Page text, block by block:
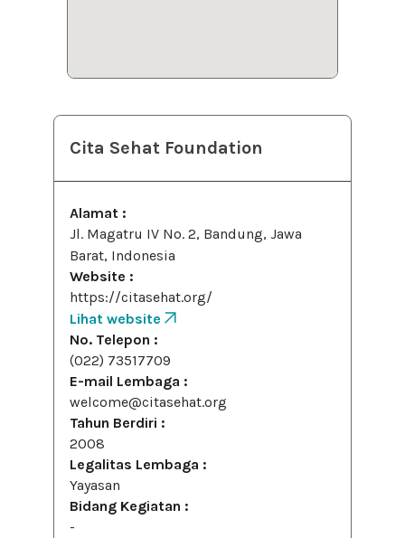
Cita Sehat Foundation
Alamat :
Jl. Magatru IV No. 2, Bandung, Jawa
Barat, Indonesia
Website :
https://citasehat.org/
Lihat website
No. Telepon :
(022) 73517709
E-mail Lembaga :
welcome@citasehat.org
Tahun Berdiri :
2008
Legalitas Lembaga :
Yayasan
Bidang Kegiatan :
-